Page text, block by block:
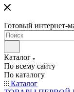
Готовый интернет-
Каталог
По всему сайту
По каталогу
Каталог